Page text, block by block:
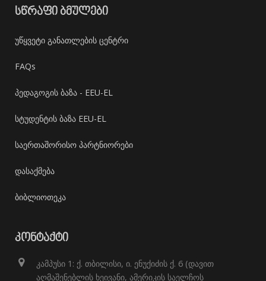
ᲡᲬᲠᲐᲤᲘ ᲑᲛᲣᲚᲔᲑᲘ
უწყვეტი განათლების ცენტრი
FAQs
პედაგოგის ბაზა - EEU-EL
სტუდენტის ბაზა EEU-EL
საერთაშორისო პარტნიორები
დასაქმება
ბიბლიოთეკა
ᲙᲝᲜᲢᲐᲥᲢᲘ
კამპუსი 1: ქ. თბილისი, ი. ენუქიძის ქ. 6 (დავით
აღმაშენებლის ხეივანი, ამერიკის საელჩოს